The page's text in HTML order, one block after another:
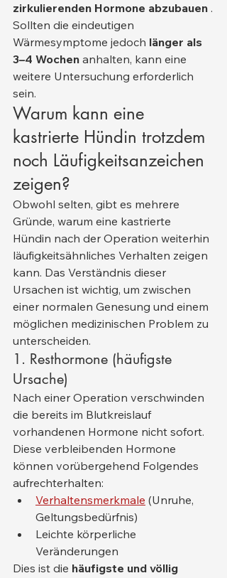
zirkulierenden Hormone abzubauen .
Sollten die eindeutigen
Wärmesymptome jedoch länger als
3–4 Wochen anhalten, kann eine
weitere Untersuchung erforderlich
sein.
Warum kann eine
kastrierte Hündin trotzdem
noch Läufigkeitsanzeichen
zeigen?
Obwohl selten, gibt es mehrere
Gründe, warum eine kastrierte
Hündin nach der Operation weiterhin
läufigkeitsähnliches Verhalten zeigen
kann. Das Verständnis dieser
Ursachen ist wichtig, um zwischen
einer normalen Genesung und einem
möglichen medizinischen Problem zu
unterscheiden.
1. Resthormone (häufigste
Ursache)
Nach einer Operation verschwinden
die bereits im Blutkreislauf
vorhandenen Hormone nicht sofort.
Diese verbleibenden Hormone
können vorübergehend Folgendes
aufrechterhalten:
Verhaltensmerkmale (Unruhe,
Geltungsbedürfnis)
Leichte körperliche
Veränderungen
Dies ist die häufigste und völlig